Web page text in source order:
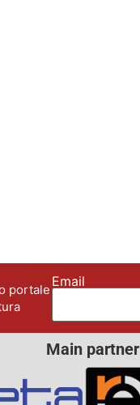
portale
Email
Main partner